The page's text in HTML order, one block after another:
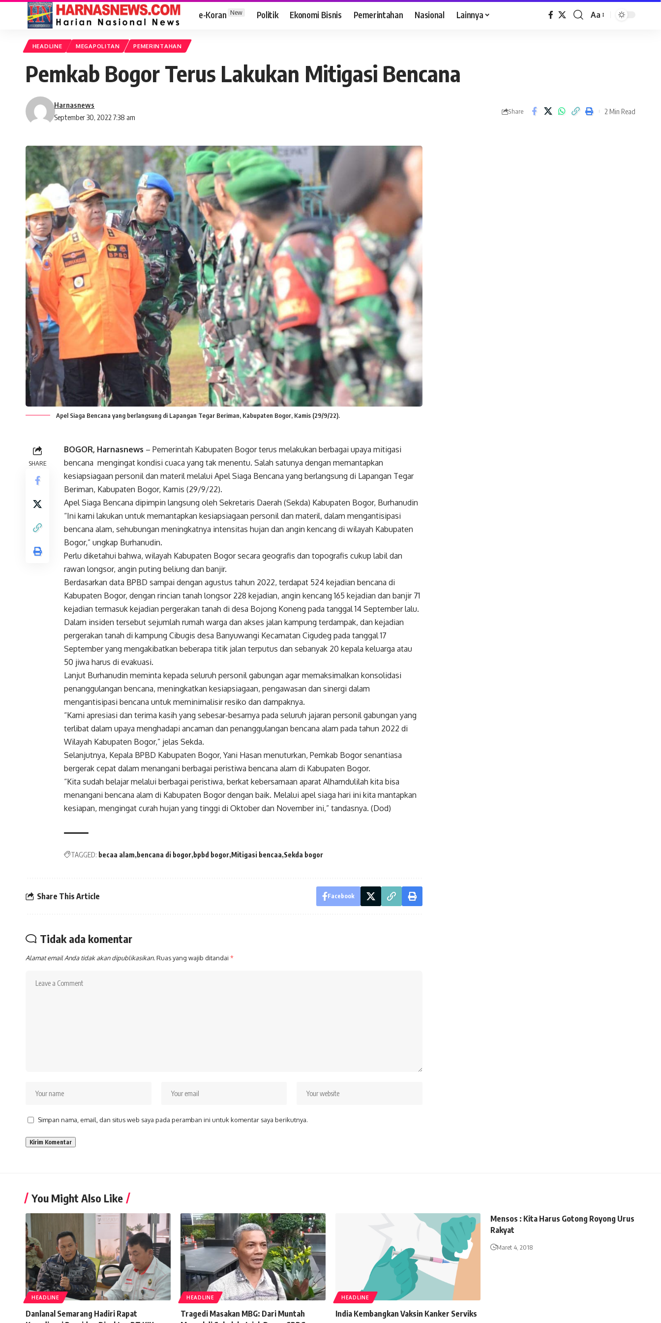
e-Koran New Politik Ekonomi Bisnis Pemerintahan Nasional Lainnya Aa
HEADLINE MEGAPOLITAN PEMERINTAHAN
Pemkab Bogor Terus Lakukan Mitigasi Bencana
September 30, 2022 7:38 am
Harnasnews
Share 2 Min Read
Apel Siaga Bencana yang berlangsung di Lapangan Tegar Beriman, Kabupaten Bogor, Kamis (29/9/22).
SHARE
BOGOR, Harnasnews – Pemerintah Kabupaten Bogor terus melakukan berbagai upaya mitigasi
bencana mengingat kondisi cuaca yang tak menentu. Salah satunya dengan memantapkan
kesiapsiagaan personil dan materil melalui Apel Siaga Bencana yang berlangsung di Lapangan Tegar
Beriman, Kabupaten Bogor, Kamis (29/9/22).
Apel Siaga Bencana dipimpin langsung oleh Sekretaris Daerah (Sekda) Kabupaten Bogor, Burhanudin
“Ini kami lakukan untuk memantapkan kesiapsiagaan personil dan materil, dalam mengantisipasi
bencana alam, sehubungan meningkatnya intensitas hujan dan angin kencang di wilayah Kabupaten
Bogor,” ungkap Burhanudin.
Perlu diketahui bahwa, wilayah Kabupaten Bogor secara geografis dan topografis cukup labil dan
rawan longsor, angin puting beliung dan banjir.
Berdasarkan data BPBD sampai dengan agustus tahun 2022, terdapat 524 kejadian bencana di
Kabupaten Bogor, dengan rincian tanah longsor 228 kejadian, angin kencang 165 kejadian dan banjir 71
kejadian termasuk kejadian pergerakan tanah di desa Bojong Koneng pada tanggal 14 September lalu.
Dalam insiden tersebut sejumlah rumah warga dan akses jalan kampung terdampak, dan kejadian
pergerakan tanah di kampung Cibugis desa Banyuwangi Kecamatan Cigudeg pada tanggal 17
September yang mengakibatkan beberapa titik jalan terputus dan sebanyak 20 kepala keluarga atau
50 jiwa harus di evakuasi.
Lanjut Burhanudin meminta kepada seluruh personil gabungan agar memaksimalkan konsolidasi
penanggulangan bencana, meningkatkan kesiapsiagaan, pengawasan dan sinergi dalam
mengantisipasi bencana untuk meminimalisir resiko dan dampaknya.
“Kami apresiasi dan terima kasih yang sebesar-besarnya pada seluruh jajaran personil gabungan yang
terlibat dalam upaya menghadapi ancaman dan penanggulangan bencana alam pada tahun 2022 di
Wilayah Kabupaten Bogor,” jelas Sekda.
Selanjutnya, Kepala BPBD Kabupaten Bogor, Yani Hasan menuturkan, Pemkab Bogor senantiasa
bergerak cepat dalam menangani berbagai peristiwa bencana alam di Kabupaten Bogor.
“Kita sudah belajar melalui berbagai peristiwa, berkat kebersamaan aparat Alhamdulilah kita bisa
menangani bencana alam di Kabupaten Bogor dengan baik. Melalui apel siaga hari ini kita mantapkan
kesiapan, mengingat curah hujan yang tinggi di Oktober dan November ini,” tandasnya. (Dod)
TAGGED: becaa alam bencana di bogor bpbd bogor Mitigasi bencaa Sekda bogor
Share This Article Facebook
Tidak ada komentar
Alamat email Anda tidak akan dipublikasikan.Ruas yang wajib ditandai *
Simpan nama, email, dan situs web saya pada peramban ini untuk komentar saya berikutnya.
You Might Also Like
HEADLINE
Danlanal Semarang Hadiri Rapat
HEADLINE
Tragedi Masakan MBG: Dari Muntah
HEADLINE
India Kembangkan Vaksin Kanker Serviks
Mensos : Kita Harus Gotong Royong Urus
Rakyat
Maret 4, 2018